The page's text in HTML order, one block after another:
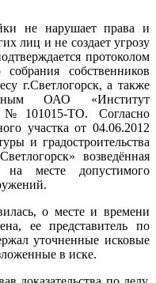
не нарушает права и
лиц и не создает угрозу
протоколом
собственников
г.Светлогорск, а также
ОАО «Институт
№101015-ТО. Согласно
участка от 04.06.2012
и градостроительства
возведённая
на месте допустимого
о месте и времени
ее представитель по
уточненные исковые
в иске.